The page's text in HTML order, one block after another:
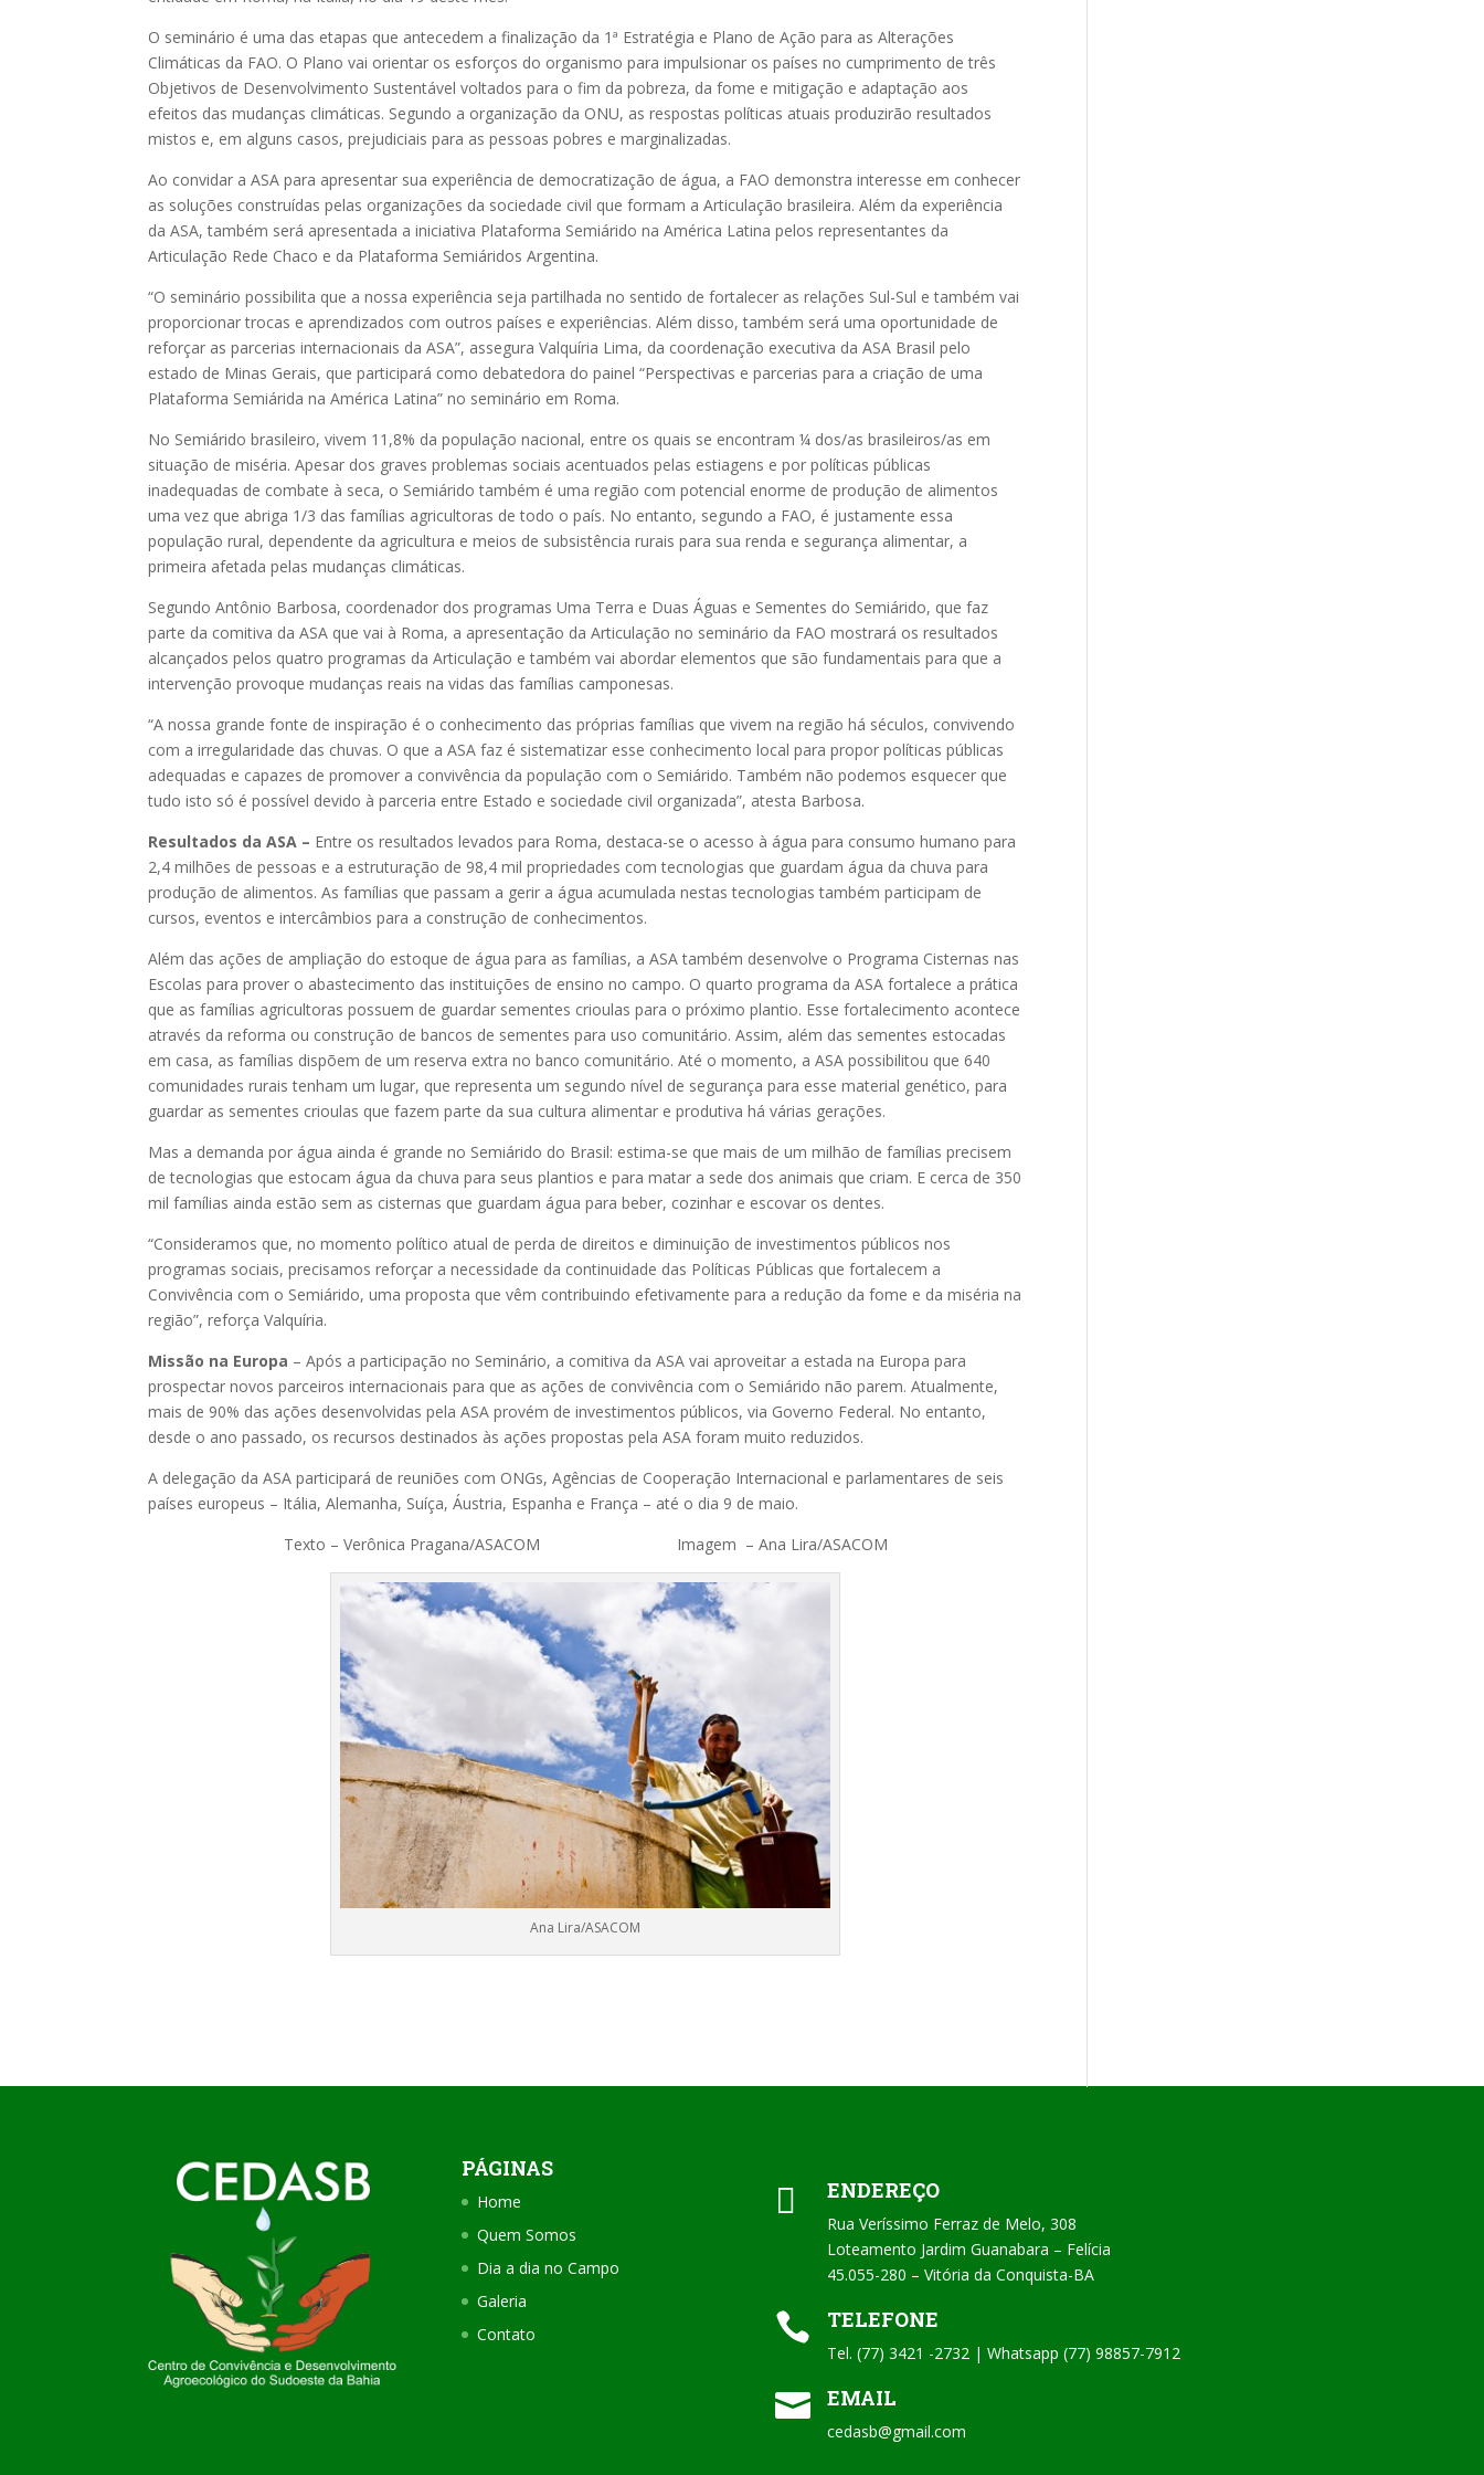
O seminário é uma das etapas que antecedem a finalização da 1ª Estratégia e Plano de Ação para as Alterações
Climáticas da FAO. O Plano vai orientar os esforços do organismo para impulsionar os países no cumprimento de três
Objetivos de Desenvolvimento Sustentável voltados para o fim da pobreza, da fome e mitigação e adaptação aos
efeitos das mudanças climáticas. Segundo a organização da ONU, as respostas políticas atuais produzirão resultados
mistos e, em alguns casos, prejudiciais para as pessoas pobres e marginalizadas.
Ao convidar a ASA para apresentar sua experiência de democratização de água, a FAO demonstra interesse em conhecer
as soluções construídas pelas organizações da sociedade civil que formam a Articulação brasileira. Além da experiência
da ASA, também será apresentada a iniciativa Plataforma Semiárido na América Latina pelos representantes da
Articulação Rede Chaco e da Plataforma Semiáridos Argentina.
“O seminário possibilita que a nossa experiência seja partilhada no sentido de fortalecer as relações Sul-Sul e também vai
proporcionar trocas e aprendizados com outros países e experiências. Além disso, também será uma oportunidade de
reforçar as parcerias internacionais da ASA”, assegura Valquíria Lima, da coordenação executiva da ASA Brasil pelo
estado de Minas Gerais, que participará como debatedora do painel “Perspectivas e parcerias para a criação de uma
Plataforma Semiárida na América Latina” no seminário em Roma.
No Semiárido brasileiro, vivem 11,8% da população nacional, entre os quais se encontram ¼ dos/as brasileiros/as em
situação de miséria. Apesar dos graves problemas sociais acentuados pelas estiagens e por políticas públicas
inadequadas de combate à seca, o Semiárido também é uma região com potencial enorme de produção de alimentos
uma vez que abriga 1/3 das famílias agricultoras de todo o país. No entanto, segundo a FAO, é justamente essa
população rural, dependente da agricultura e meios de subsistência rurais para sua renda e segurança alimentar, a
primeira afetada pelas mudanças climáticas.
Segundo Antônio Barbosa, coordenador dos programas Uma Terra e Duas Águas e Sementes do Semiárido, que faz
parte da comitiva da ASA que vai à Roma, a apresentação da Articulação no seminário da FAO mostrará os resultados
alcançados pelos quatro programas da Articulação e também vai abordar elementos que são fundamentais para que a
intervenção provoque mudanças reais na vidas das famílias camponesas.
“A nossa grande fonte de inspiração é o conhecimento das próprias famílias que vivem na região há séculos, convivendo
com a irregularidade das chuvas. O que a ASA faz é sistematizar esse conhecimento local para propor políticas públicas
adequadas e capazes de promover a convivência da população com o Semiárido. Também não podemos esquecer que
tudo isto só é possível devido à parceria entre Estado e sociedade civil organizada”, atesta Barbosa.
Resultados da ASA – Entre os resultados levados para Roma, destaca-se o acesso à água para consumo humano para
2,4 milhões de pessoas e a estruturação de 98,4 mil propriedades com tecnologias que guardam água da chuva para
produção de alimentos. As famílias que passam a gerir a água acumulada nestas tecnologias também participam de
cursos, eventos e intercâmbios para a construção de conhecimentos.
Além das ações de ampliação do estoque de água para as famílias, a ASA também desenvolve o Programa Cisternas nas
Escolas para prover o abastecimento das instituições de ensino no campo. O quarto programa da ASA fortalece a prática
que as famílias agricultoras possuem de guardar sementes crioulas para o próximo plantio. Esse fortalecimento acontece
através da reforma ou construção de bancos de sementes para uso comunitário. Assim, além das sementes estocadas
em casa, as famílias dispõem de um reserva extra no banco comunitário. Até o momento, a ASA possibilitou que 640
comunidades rurais tenham um lugar, que representa um segundo nível de segurança para esse material genético, para
guardar as sementes crioulas que fazem parte da sua cultura alimentar e produtiva há várias gerações.
Mas a demanda por água ainda é grande no Semiárido do Brasil: estima-se que mais de um milhão de famílias precisem
de tecnologias que estocam água da chuva para seus plantios e para matar a sede dos animais que criam. E cerca de 350
mil famílias ainda estão sem as cisternas que guardam água para beber, cozinhar e escovar os dentes.
“Consideramos que, no momento político atual de perda de direitos e diminuição de investimentos públicos nos
programas sociais, precisamos reforçar a necessidade da continuidade das Políticas Públicas que fortalecem a
Convivência com o Semiárido, uma proposta que vêm contribuindo efetivamente para a redução da fome e da miséria na
região”, reforça Valquíria.
Missão na Europa – Após a participação no Seminário, a comitiva da ASA vai aproveitar a estada na Europa para
prospectar novos parceiros internacionais para que as ações de convivência com o Semiárido não parem. Atualmente,
mais de 90% das ações desenvolvidas pela ASA provém de investimentos públicos, via Governo Federal. No entanto,
desde o ano passado, os recursos destinados às ações propostas pela ASA foram muito reduzidos.
A delegação da ASA participará de reuniões com ONGs, Agências de Cooperação Internacional e parlamentares de seis
países europeus – Itália, Alemanha, Suíça, Áustria, Espanha e França – até o dia 9 de maio.
Texto – Verônica Pragana/ASACOM Imagem – Ana Lira/ASACOM
Ana Lira/ASACOM
PÁGINAS
Home
Quem Somos
Dia a dia no Campo
Galeria
Contato
 ENDEREÇO
Rua Veríssimo Ferraz de Melo, 308
Loteamento Jardim Guanabara – Felícia
45.055-280 – Vitória da Conquista-BA
 TELEFONE
Tel. (77) 3421 -2732 | Whatsapp (77) 98857-7912
 EMAIL
cedasb@gmail.com